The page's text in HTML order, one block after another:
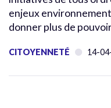
enjeux
donner plus de
CITOYENNETÉ 14-